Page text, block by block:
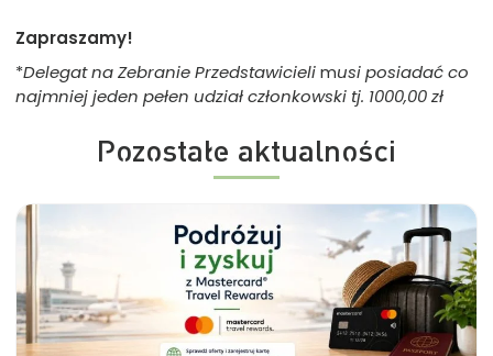
Zapraszamy!
*Delegat na Zebranie Przedstawicielimusi posiadać co
najmniej jeden pełen udział członkowski tj. 1000,00 zł
Pozostałe aktualności